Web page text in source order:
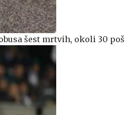
šest mrtvih, okoli 30